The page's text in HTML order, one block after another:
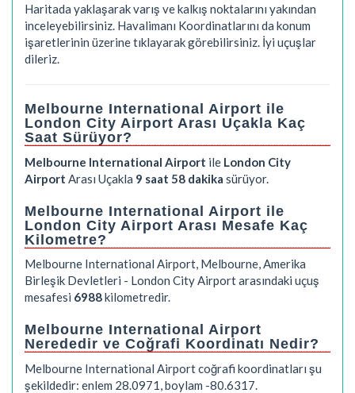
Haritada yaklaşarak varış ve kalkış noktalarını yakından
inceleyebilirsiniz. Havalimanı Koordinatlarını da konum
işaretlerinin üzerine tıklayarak görebilirsiniz. İyi uçuşlar
dileriz.
Melbourne International Airport ile
London City Airport Arası Uçakla Kaç
Saat Sürüyor?
Melbourne International Airport ile London City
Airport Arası Uçakla 9 saat 58 dakika sürüyor.
Melbourne International Airport ile
London City Airport Arası Mesafe Kaç
Kilometre?
Melbourne International Airport, Melbourne, Amerika
Birleşik Devletleri - London City Airport arasındaki uçuş
mesafesi 6988kilometredir.
Melbourne International Airport
Nerededir ve Coğrafi Koordinatı Nedir?
Melbourne International Airport coğrafi koordinatları şu
şekildedir: enlem 28.0971, boylam -80.6317.